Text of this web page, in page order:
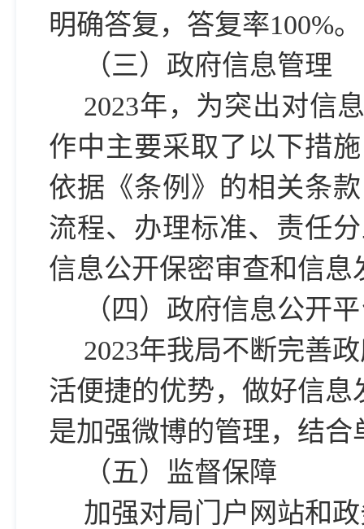
明确答复，答复率100%。
（三）政府信息管理
2023年，为突出对信
作中主要采取了以下措
依据《条例》的相关条
流程、办理标准、责任
信息公开保密审查和信
（四）政府信息公开
2023年我局不断完善
活便捷的优势，做好信
是加强微博的管理，结
（五）监督保障
加强对局门户网站和